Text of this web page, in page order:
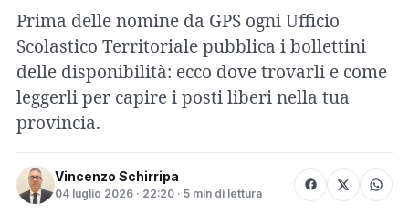
Prima delle nomine da GPS ogni Ufficio
Scolastico Territoriale pubblica i bollettini
delle disponibilità: ecco dove trovarli e come
leggerli per capire i posti liberi nella tua
provincia.
Vincenzo Schirripa
04 luglio 2026 · 22:20 · 5 min di lettura